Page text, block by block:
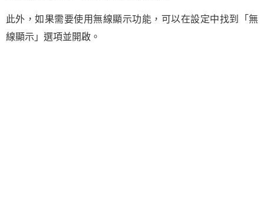
此外，如果需要使用無線顯示功能，可以在設定中找到「無
線顯示」選項並開啟。